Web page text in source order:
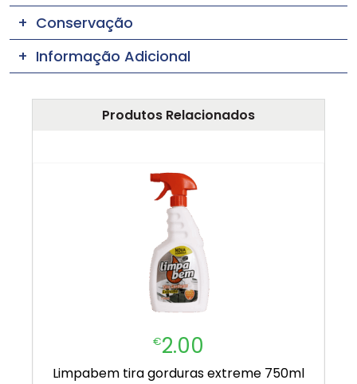
Conservação
Informação Adicional
Produtos Relacionados
€2.00
limpabem tira gorduras extreme 750ml